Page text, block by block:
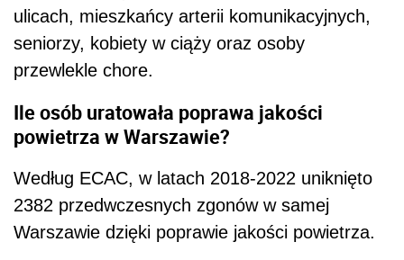
ulicach, mieszkańcy arterii komunikacyjnych,
seniorzy, kobiety w ciąży oraz osoby
przewlekle chore.
Ile osób uratowała poprawa jakości
powietrza w Warszawie?
Według ECAC, w latach 2018-2022 uniknięto
2382 przedwczesnych zgonów w samej
Warszawie dzięki poprawie jakości powietrza.